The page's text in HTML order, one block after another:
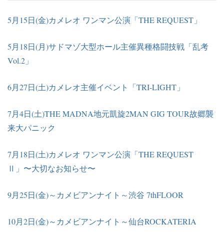
5月15日(金)カメレオ ワンマン公演「THE REQUEST」
5月18日(月)サドマゾ大型ホール主催異種格闘技戦「乱考
Vol.2」
6月27日(土)カメレオ主催イベント「TRI-LIGHT」
7月4日(土)THE MADNA地元凱旋2MAN GIG TOUR故郷襲
来大パニック
7月18日(土)カメレオ ワンマン公演「THE REQUEST
Ⅱ」〜大切なお知らせ〜
9月25日(金)～カメビアンナイト～渋谷 7thFLOOR
10月2日(金)～カメビアンナイト～仙台ROCKATERIA